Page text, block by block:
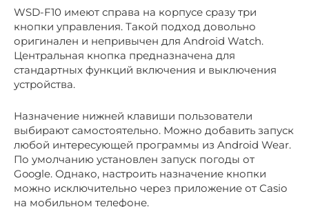
WSD-F10 имеют справа на корпусе сразу три
кнопки управления. Такой подход довольно
оригинален и непривычен для Android Watch.
Центральная кнопка предназначена для
стандартных функций включения и выключения
устройства.
Назначение нижней клавиши пользователи
выбирают самостоятельно. Можно добавить запуск
любой интересующей программы из Android Wear.
По умолчанию установлен запуск погоды от
Google. Однако, настроить назначение кнопки
можно исключительно через приложение от Casio
на мобильном телефоне.